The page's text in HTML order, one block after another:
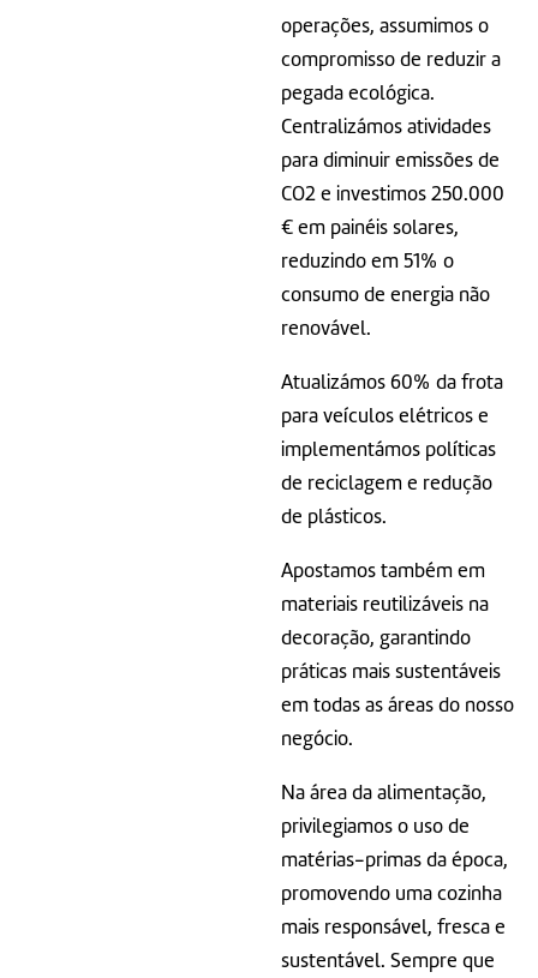
operações, assumimos o
compromisso de reduzir a
pegada ecológica.
Centralizámos atividades
para diminuir emissões de
CO2 e investimos 250.000
€ em painéis solares,
reduzindo em 51% o
consumo de energia não
renovável.
Atualizámos 60% da frota
para veículos elétricos e
implementámos políticas
de reciclagem e redução
de plásticos.
Apostamos também em
materiais reutilizáveis na
decoração, garantindo
práticas mais sustentáveis
em todas as áreas do nosso
negócio.
Na área da alimentação,
privilegiamos o uso de
matérias-primas da época,
promovendo uma cozinha
mais responsável, fresca e
sustentável. Sempre que